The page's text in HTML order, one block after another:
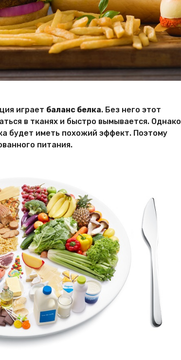
играет баланс белка. Без него этот
в тканях и быстро вымывается. Однако
будет иметь похожий эффект. Поэтому
питания.